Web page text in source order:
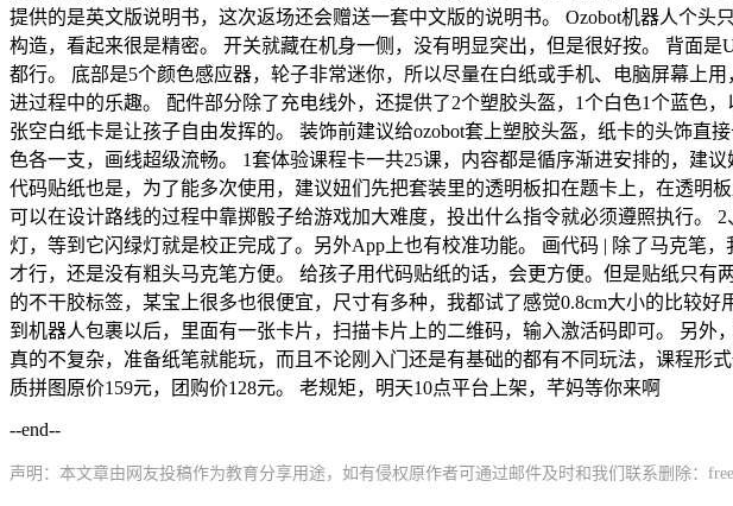
提供的是英文版说明书，这次返场还会赠送一套中文版的说明书。 Ozobot机器人个
构造，看起来很是精密。 开关就藏在机身一侧，没有明显突出，但是很好按。 背面
都行。 底部是5个颜色感应器，轮子非常迷你，所以尽量在白纸或手机、电脑屏幕上
进过程中的乐趣。 配件部分除了充电线外，还提供了2个塑胶头盔，1个白色1个蓝色
张空白纸卡是让孩子自由发挥的。 装饰前建议给ozobot套上塑胶头盔，纸卡的头饰
色各一支，画线超级流畅。 1套体验课程卡一共25课，内容都是循序渐进安排的，建
代码贴纸也是，为了能多次使用，建议妞们先把套装里的透明板扣在题卡上，在透明
可以在设计路线的过程中靠掷骰子给游戏加大难度，投出什么指令就必须遵照执行。
灯，等到它闪绿灯就是校正完成了。另外App上也有校准功能。 画代码 | 除了马克笔
才行，还是没有粗头马克笔方便。 给孩子用代码贴纸的话，会更方便。但是贴纸只
的不干胶标签，某宝上很多也很便宜，尺寸有多种，我都试了感觉0.8cm大小的比较
到机器人包裹以后，里面有一张卡片，扫描卡片上的二维码，输入激活码即可。 另
真的不复杂，准备纸笔就能玩，而且不论刚入门还是有基础的都有不同玩法，课程形
质拼图原价159元，团购价128元。 老规矩，明天10点平台上架，芊妈等你来啊
--end--
声明：本文章由网友投稿作为教育分享用途，如有侵权原作者可通过邮件及时和我们联系删除：